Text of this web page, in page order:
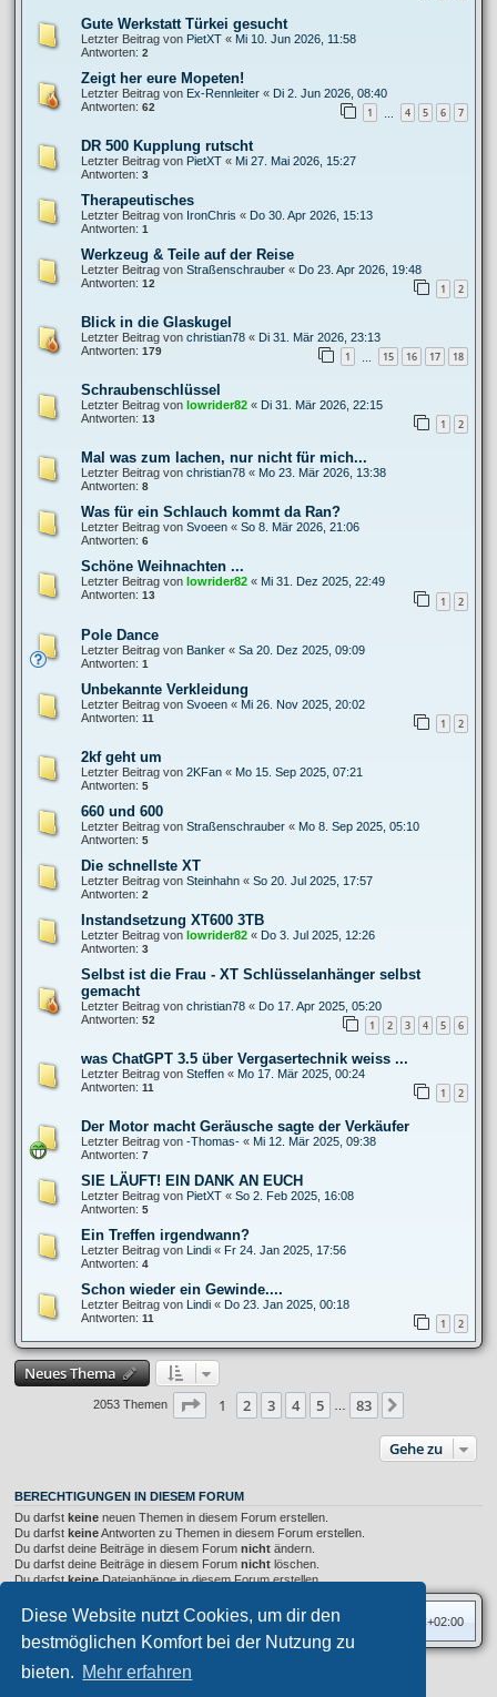
Diese Website nutzt Cookies, um dir den
bestmöglichen Komfort bei der Nutzung zu
bieten. Mehr erfahren
Gute Werkstatt Türkei gesucht
Letzter Beitrag von PietXT « Mi 10. Jun 2026, 11:58
Antworten: 2
Zeigt her eure Mopeten!
Letzter Beitrag von Ex-Rennleiter « Di 2. Jun 2026, 08:40
Antworten: 62 1 … 4 5 6 7
DR 500 Kupplung rutscht
Letzter Beitrag von PietXT « Mi 27. Mai 2026, 15:27
Antworten: 3
Therapeutisches
Letzter Beitrag von IronChris « Do 30. Apr 2026, 15:13
Antworten: 1
Werkzeug & Teile auf der Reise
Letzter Beitrag von Straßenschrauber « Do 23. Apr 2026, 19:48
Antworten: 12 1 2
Blick in die Glaskugel
Letzter Beitrag von christian78 « Di 31. Mär 2026, 23:13
Antworten: 179 1 … 15 16 17 18
Schraubenschlüssel
Letzter Beitrag von lowrider82 « Di 31. Mär 2026, 22:15
Antworten: 13 1 2
Mal was zum lachen, nur nicht für mich...
Letzter Beitrag von christian78 « Mo 23. Mär 2026, 13:38
Antworten: 8
Was für ein Schlauch kommt da Ran?
Letzter Beitrag von Svoeen « So 8. Mär 2026, 21:06
Antworten: 6
Schöne Weihnachten ...
Letzter Beitrag von lowrider82 « Mi 31. Dez 2025, 22:49
Antworten: 13 1 2
Pole Dance
Letzter Beitrag von Banker « Sa 20. Dez 2025, 09:09
Antworten: 1
Unbekannte Verkleidung
Letzter Beitrag von Svoeen « Mi 26. Nov 2025, 20:02
Antworten: 11 1 2
2kf geht um
Letzter Beitrag von 2KFan « Mo 15. Sep 2025, 07:21
Antworten: 5
660 und 600
Letzter Beitrag von Straßenschrauber « Mo 8. Sep 2025, 05:10
Antworten: 5
Die schnellste XT
Letzter Beitrag von Steinhahn « So 20. Jul 2025, 17:57
Antworten: 2
Instandsetzung XT600 3TB
Letzter Beitrag von lowrider82 « Do 3. Jul 2025, 12:26
Antworten: 3
Selbst ist die Frau - XT Schlüsselanhänger selbst
gemacht
Letzter Beitrag von christian78 « Do 17. Apr 2025, 05:20
Antworten: 52 1 2 3 4 5 6
was ChatGPT 3.5 über Vergasertechnik weiss ...
Letzter Beitrag von Steffen « Mo 17. Mär 2025, 00:24
Antworten: 11 1 2
Der Motor macht Geräusche sagte der Verkäufer
Letzter Beitrag von -Thomas- « Mi 12. Mär 2025, 09:38
Antworten: 7
SIE LÄUFT! EIN DANK AN EUCH
Letzter Beitrag von PietXT « So 2. Feb 2025, 16:08
Antworten: 5
Ein Treffen irgendwann?
Letzter Beitrag von Lindi « Fr 24. Jan 2025, 17:56
Antworten: 4
Schon wieder ein Gewinde....
Letzter Beitrag von Lindi « Do 23. Jan 2025, 00:18
Antworten: 11 1 2
Neues Thema
2053 Themen Seite 1von 83
1 2 3 4 5 83
Gehe zu
BERECHTIGUNGEN IN DIESEM FORUM
Du darfst keine neuen Themen in diesem Forum erstellen.
Du darfst keineAntworten zu Themen in diesem Forum erstellen.
Du darfst deine Beiträge in diesem Forum nicht ändern.
Du darfst deine Beiträge in diesem Forum nicht löschen.
Du darfstkeineDateianhänge in diesem Forum erstellen.
Foren-Übersicht Alle Zeiten sind UTC+02:00
Privates Forum ©